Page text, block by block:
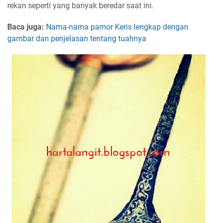
rekan seperti yang banyak beredar saat ini.
Baca juga: Nama-nama pamor Keris lengkap dengan
gambar dan penjelasan tentang tuahnya